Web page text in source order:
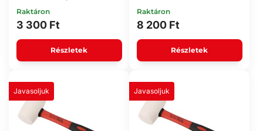
Raktáron
3 300 Ft
Részletek
Raktáron
8 200 Ft
Részletek
Javasoljuk Javasoljuk